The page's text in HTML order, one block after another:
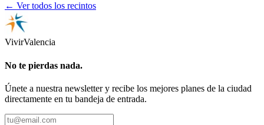
← Ver todos los recintos
VivirValencia
No te pierdas nada.
Únete a nuestra newsletter y recibe los mejores planes de la ciudad
directamente en tu bandeja de entrada.